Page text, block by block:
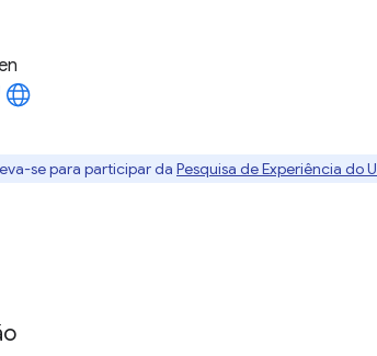
se para participar da Pesquisa de Experiência do